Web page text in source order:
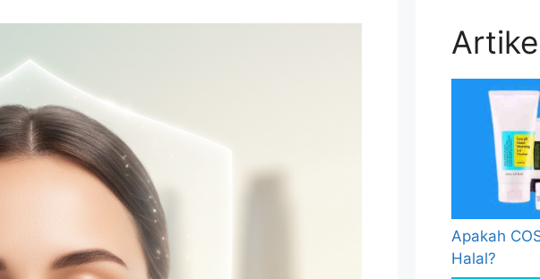
Apakah
Halal?